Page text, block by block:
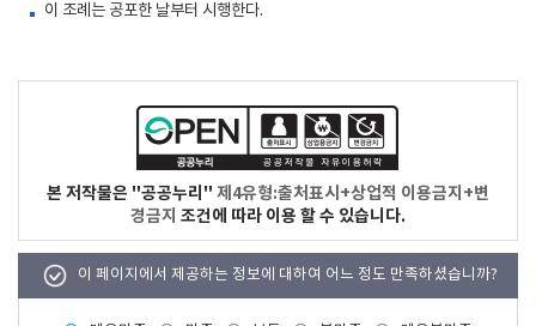
이 조례는 공포한 날부터 시행한다.
본 저작물은 "공공누리" 제4유형:출처표시+상업적 이용금지+변
경금지 조건에 따라 이용 할 수 있습니다.
이 페이지에서 제공하는 정보에 대하여 어느 정도 만족하셨습니까?